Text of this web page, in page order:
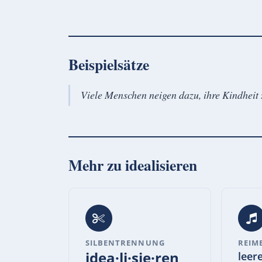
Beispielsätze
Viele Menschen neigen dazu, ihre
Mehr zuidealisieren
SILBENTRENNUNG
idea·li·sie·ren